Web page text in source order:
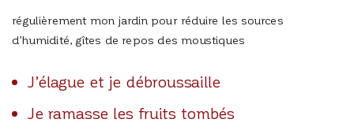
régulièrement mon jardin pour réduire les sources
d’humidité, gîtes de repos des moustiques
J’élague et je débroussaille
Je ramasse les fruits tombés